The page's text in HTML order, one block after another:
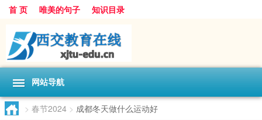
首 页 唯美的句子 知识目录
网站导航
> 春节2024 > 成都冬天做什么运动好